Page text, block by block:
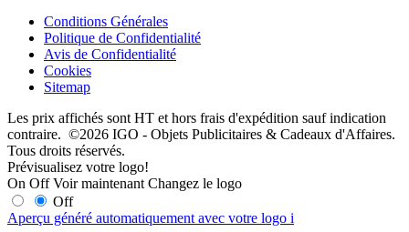
Conditions Générales
Politique de Confidentialité
Avis de Confidentialité
Cookies
Sitemap
Les prix affichés sont HT et hors frais d'expédition sauf indication
contraire. ©2026 IGO - Objets Publicitaires & Cadeaux d'Affaires.
Tous droits réservés.
Prévisualisez votre logo!
On Off Voir maintenant Changez le logo
Off
Aperçu généré automatiquement avec votre logo i